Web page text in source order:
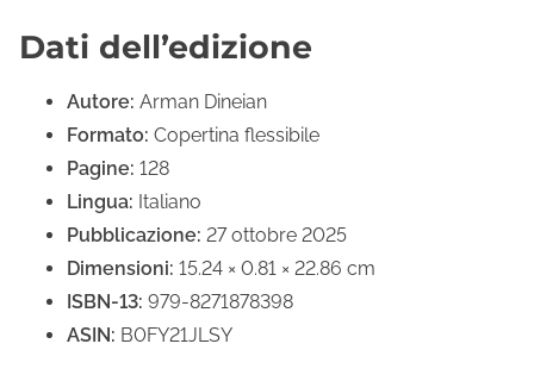
Dati dell’edizione
Autore: Arman Dineian
Formato: Copertina flessibile
Pagine: 128
Lingua: Italiano
Pubblicazione: 27 ottobre 2025
Dimensioni: 15.24 × 0.81 × 22.86 cm
ISBN-13: 979-8271878398
ASIN: B0FY21JLSY